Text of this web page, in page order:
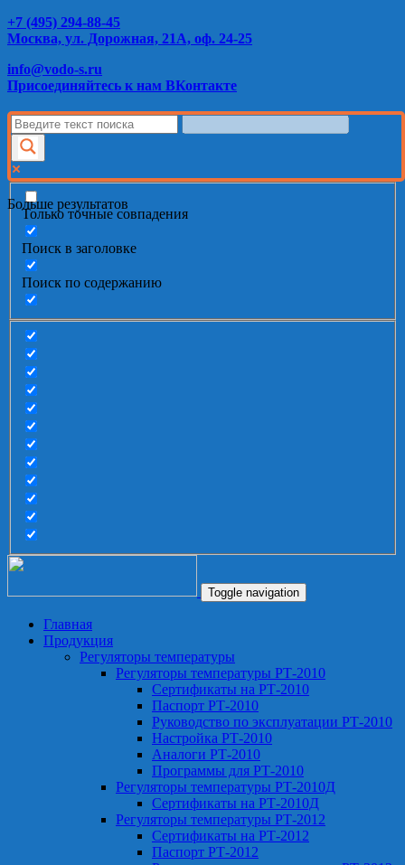
+7 (495) 294-88-45
Москва, ул. Дорожная, 21А, оф. 24-25
info@vodo-s.ru
Присоединяйтесь к нам ВКонтакте
Больше результатов
Только точные совпадения
Поиск в заголовке
Поиск по содержанию
Toggle navigation
Главная
Продукция
Регуляторы температуры
Регуляторы температуры РТ-2010
Сертификаты на РТ-2010
Паспорт РТ-2010
Руководство по эксплуатации РТ-2010
Настройка РТ-2010
Аналоги РТ-2010
Программы для РТ-2010
Регуляторы температуры РТ-2010Д
Сертификаты на РТ-2010Д
Регуляторы температуры РТ-2012
Сертификаты на РТ-2012
Паспорт РТ-2012